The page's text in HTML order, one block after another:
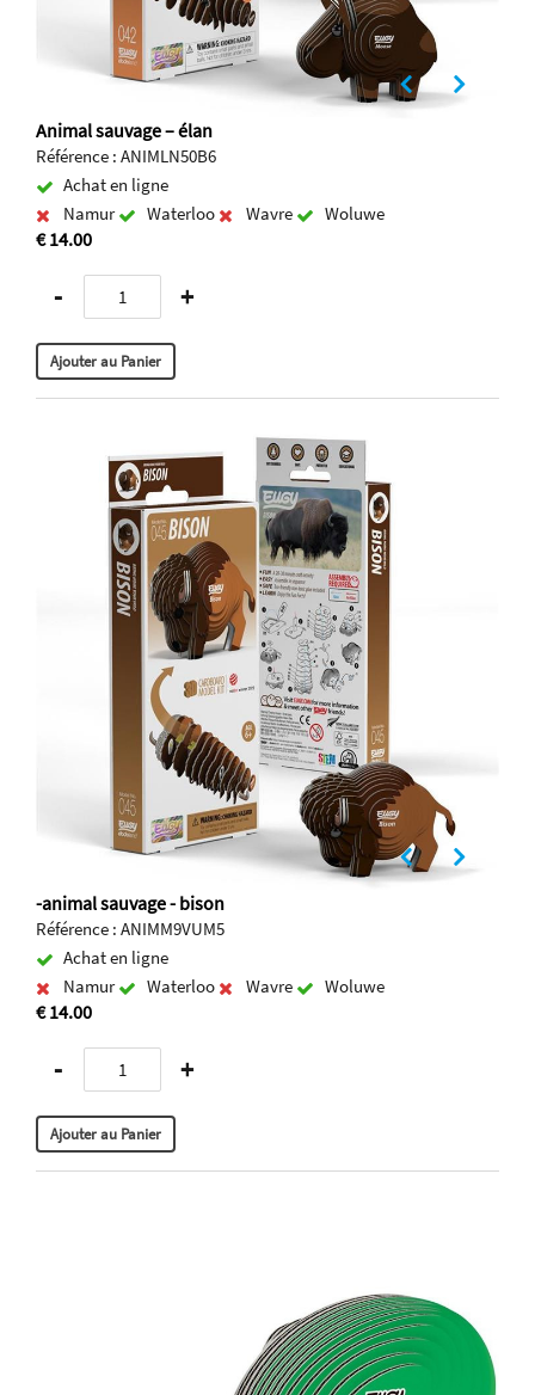
Animal sauvage – élan
Référence : ANIMLN50B6
Achat en ligne
Namur
Waterloo Wavre Woluwe
€ 14.00
- +
-animal sauvage - bison
Référence : ANIMM9VUM5
Achat en ligne
Namur
Waterloo Wavre Woluwe
€ 14.00
- +